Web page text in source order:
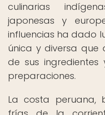
culinarias
japonesas y
influencias ha dado
única y diversa
de sus
preparaciones.
La costa peruana,